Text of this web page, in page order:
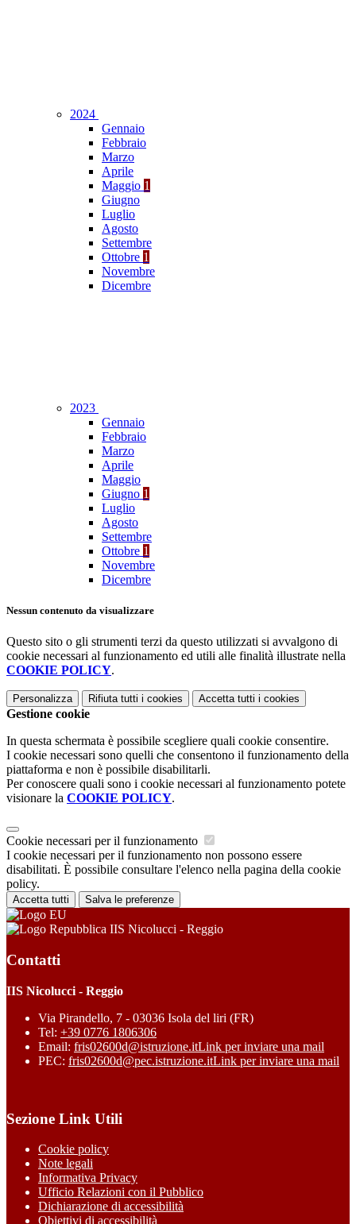
2024
Gennaio
Febbraio
Marzo
Aprile
Maggio 1
Giugno
Luglio
Agosto
Settembre
Ottobre 1
Novembre
Dicembre
2023
Gennaio
Febbraio
Marzo
Aprile
Maggio
Giugno 1
Luglio
Agosto
Settembre
Ottobre 1
Novembre
Dicembre
Nessun contenuto da visualizzare
Questo sito o gli strumenti terzi da questo utilizzati si avvalgono di
cookie necessari al funzionamento ed utili alle finalità illustrate nella
COOKIE POLICY.
Personalizza Rifiuta tutti i cookies Accetta tutti i cookies
Gestione cookie
In questa schermata è possibile scegliere quali cookie consentire.
I cookie necessari sono quelli che consentono il funzionamento della
piattaforma e non è possibile disabilitarli.
Per conoscere quali sono i cookie necessari al funzionamento potete
visionare la COOKIE POLICY.
Cookie necessari per il funzionamento
I cookie necessari per il funzionamento non possono essere
disabilitati. È possibile consultare l'elenco nella pagina della cookie
policy.
Accetta tutti Salva le preferenze
IIS Nicolucci - Reggio
Contatti
IIS Nicolucci - Reggio
Via Pirandello, 7 - 03036 Isola del liri (FR)
Tel: +39 0776 1806306
Email: fris02600d@istruzione.itLink per inviare una mail
PEC: fris02600d@pec.istruzione.itLink per inviare una mail
Sezione Link Utili
Cookie policy
Note legali
Informativa Privacy
Ufficio Relazioni con il Pubblico
Dichiarazione di accessibilità
Obiettivi di accessibilità